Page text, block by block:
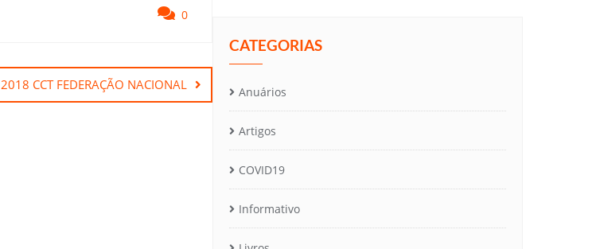
0
2018 CCT FEDERAÇÃO NACIONAL
CATEGORIAS
Anuários
Artigos
COVID19
Informativo